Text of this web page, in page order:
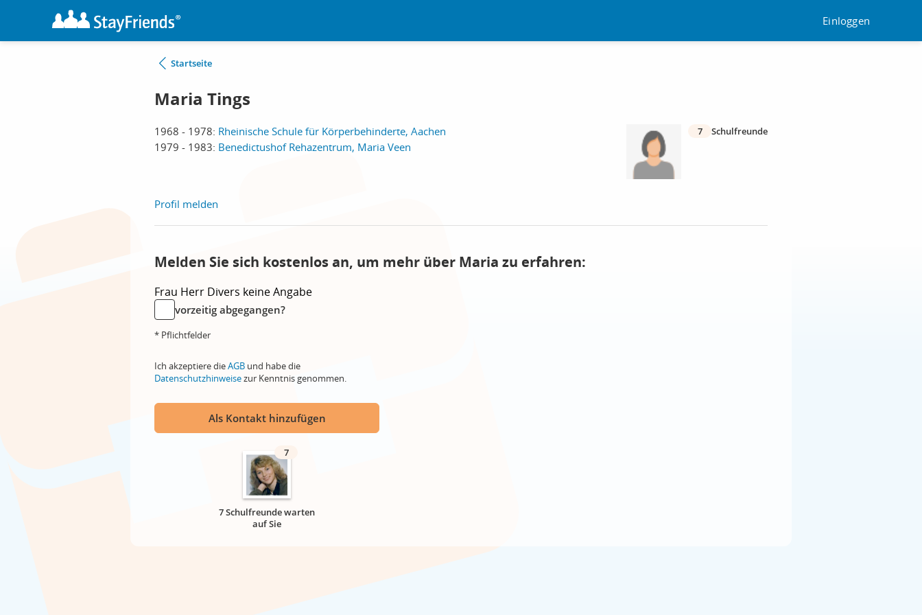
Einloggen
Startseite
Maria Tings
1968 - 1978: Rheinische Schule für Körperbehinderte, Aachen
1979 - 1983: Benedictushof Rehazentrum, Maria Veen
7 Schulfreunde
Profil melden
Melden Sie sich kostenlos an, um mehr über Maria zu erfahren:
Frau Herr Divers keine Angabe
vorzeitig abgegangen?
* Pflichtfelder
Ich akzeptiere dieAGB und habe die
Datenschutzhinweisezur Kenntnis genommen.
Als Kontakt hinzufügen
7
7 Schulfreunde warten
auf Sie